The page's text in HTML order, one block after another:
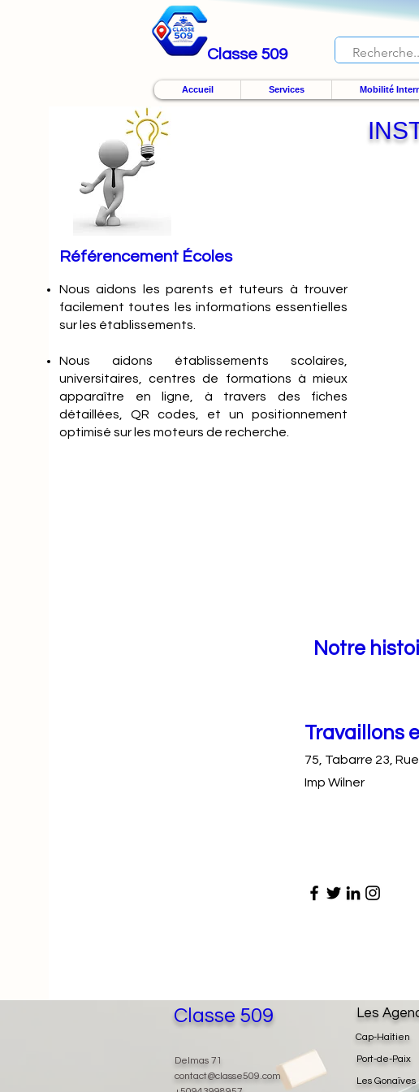
Classe 509
Accueil Services Mobilité
Référencement Écoles
Nousaidons les parents et tuteurs à trouver
facilement toutes les informations essentielles
sur les établissements.
Nous aidons établissements scolaires,
universitaires, centres de formations à mieux
apparaître en ligne, à travers des fiches
détaillées, QR codes, et un positionnement
optimisé sur les moteurs de recherche.
Notre
Travaillons
75, Tabarre 23,
Imp Wilner
Classe 509
Delmas 71
contact@classe509.com
Les
Cap-Haïtien
Port-de-Paix
Les Gonaïves